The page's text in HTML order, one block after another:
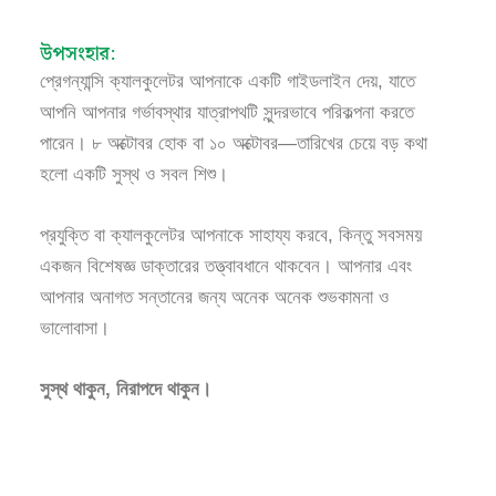
উপসংহার:
প্রেগন্যান্সি ক্যালকুলেটর আপনাকে একটি গাইডলাইন দেয়, যাতে
আপনি আপনার গর্ভাবস্থার যাত্রাপথটি সুন্দরভাবে পরিকল্পনা করতে
পারেন। ৮ অক্টোবর হোক বা ১০ অক্টোবর—তারিখের চেয়ে বড় কথা
হলো একটি সুস্থ ও সবল শিশু।
প্রযুক্তি বা ক্যালকুলেটর আপনাকে সাহায্য করবে, কিন্তু সবসময়
একজন বিশেষজ্ঞ ডাক্তারের তত্ত্বাবধানে থাকবেন। আপনার এবং
আপনার অনাগত সন্তানের জন্য অনেক অনেক শুভকামনা ও
ভালোবাসা।
সুস্থ থাকুন, নিরাপদে থাকুন।